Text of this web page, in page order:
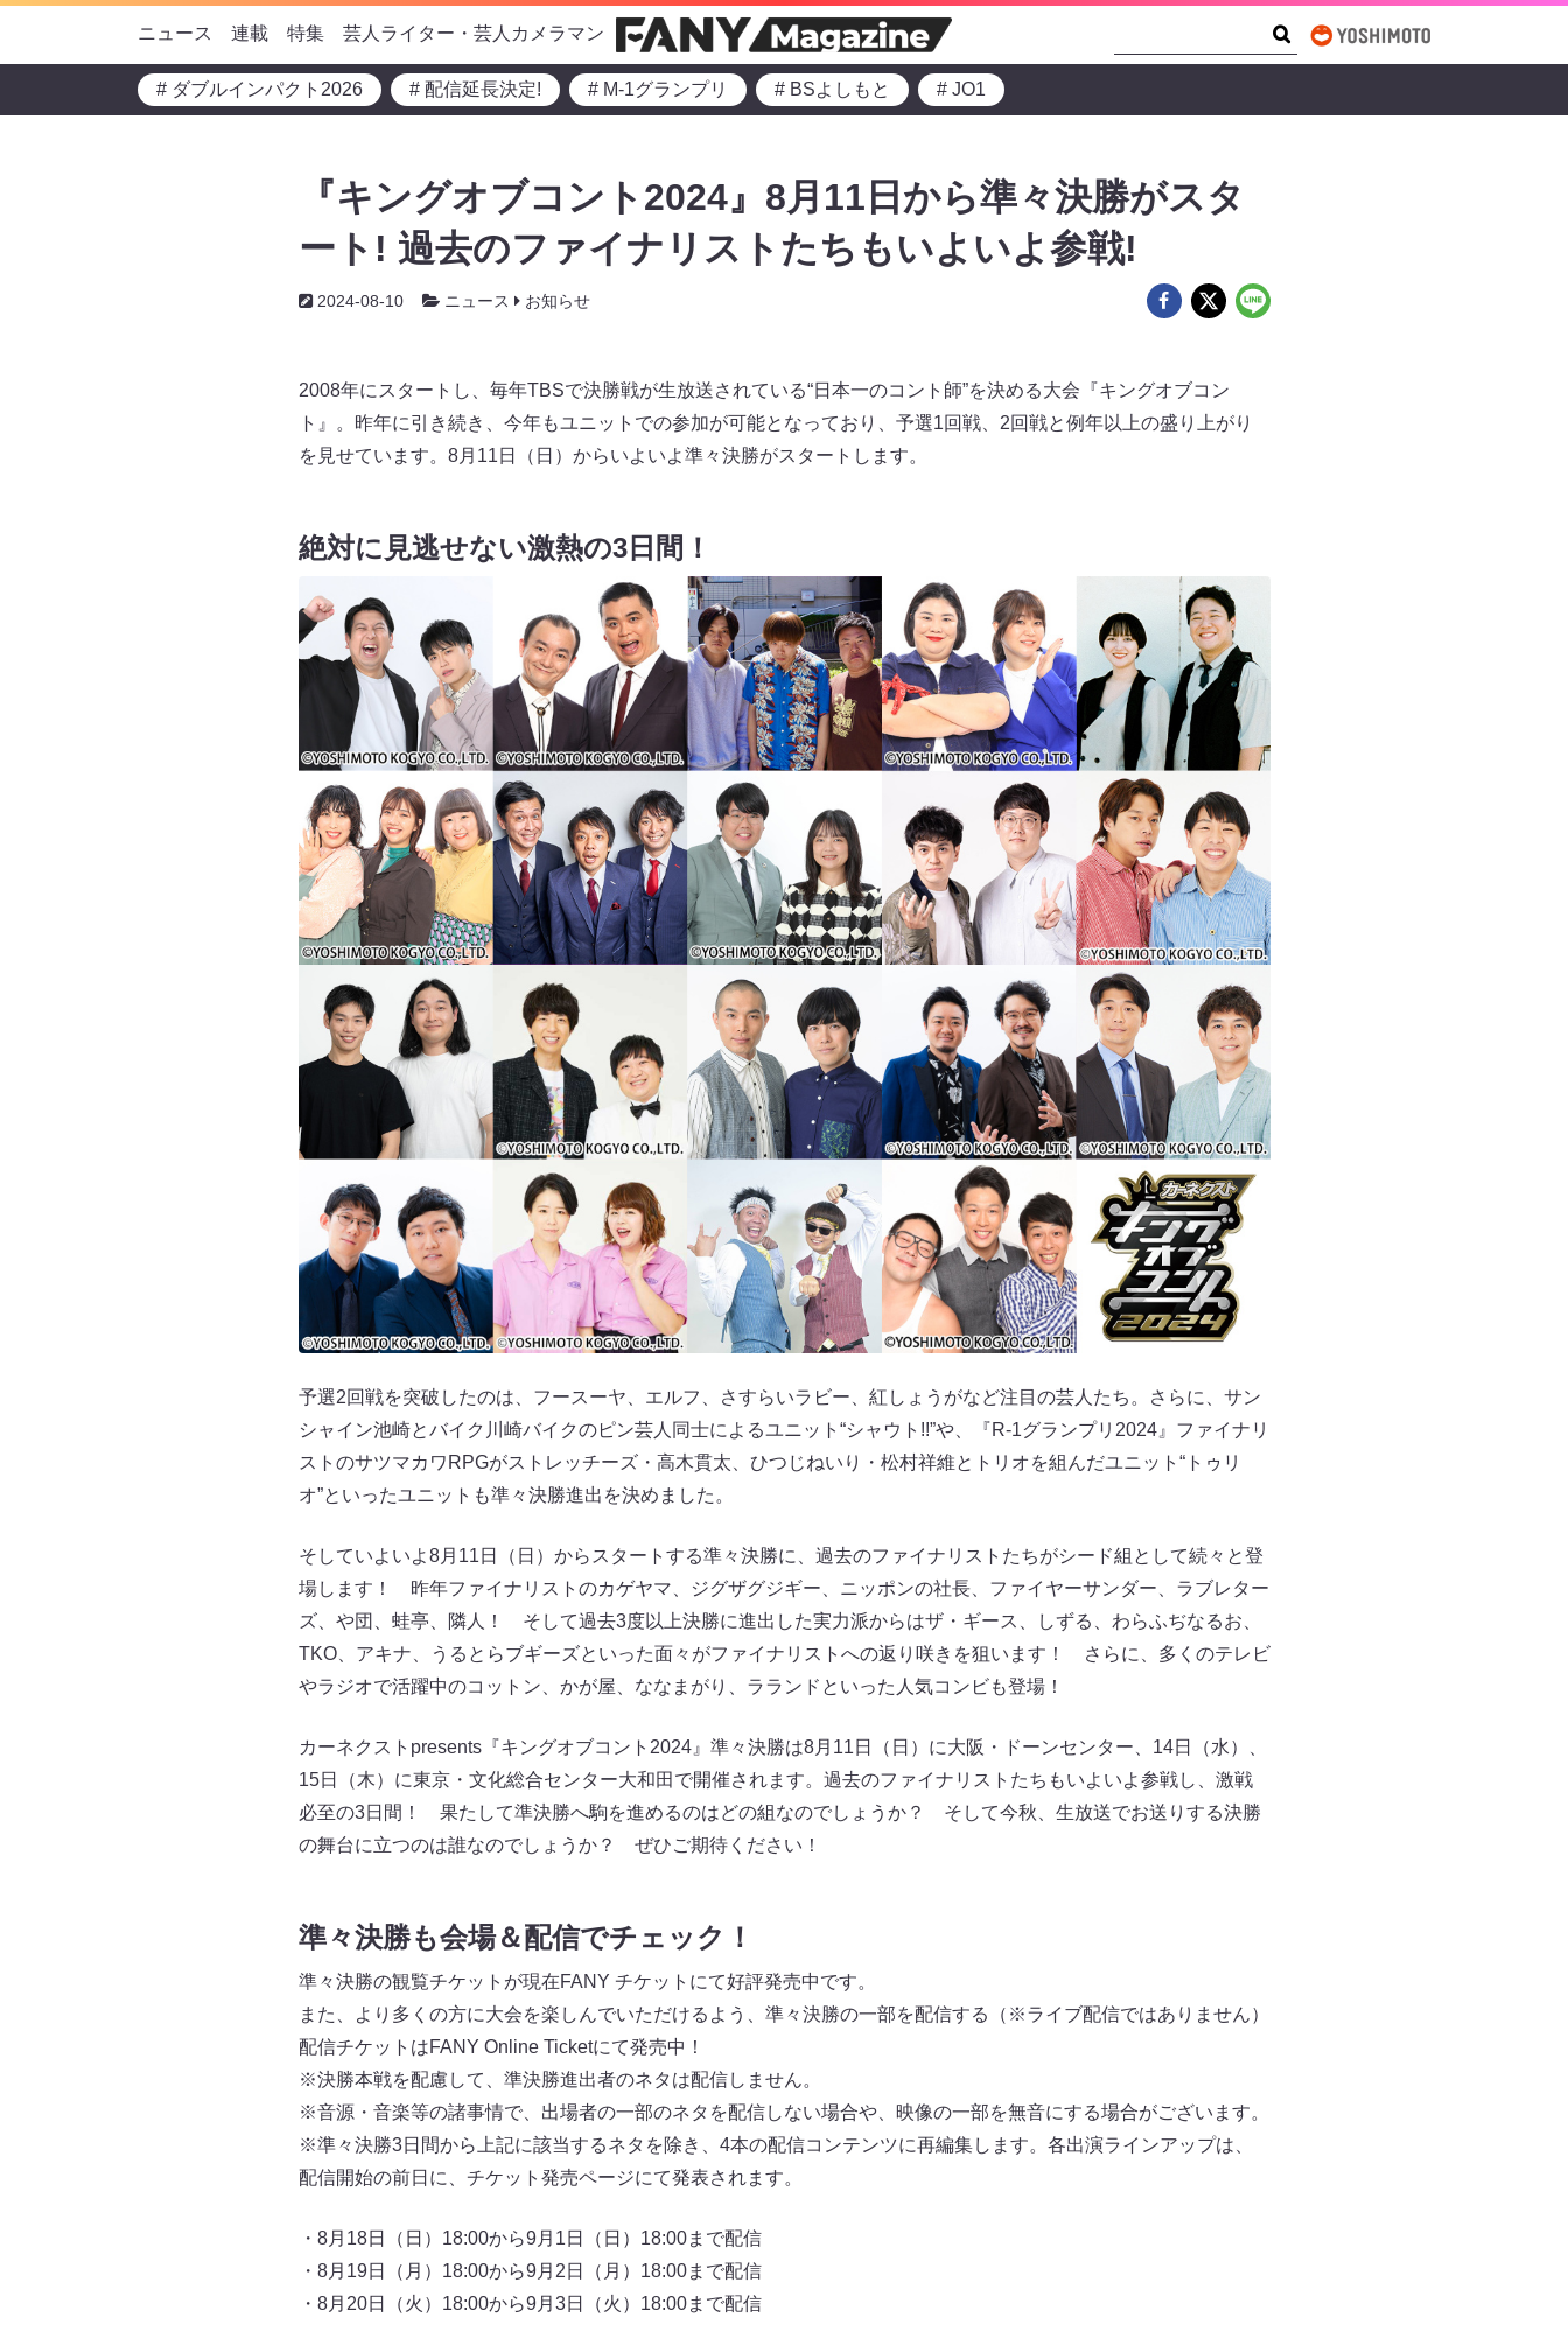
ニュース 連載 特集 芸人ライター・芸人カメラマン
# ダブルインパクト2026 # 配信延長決定! # M-1グランプリ # BSよしもと # JO1
『キングオブコント2024』8月11日から準々決勝がスタ
ート! 過去のファイナリストたちもいよいよ参戦!
2024-08-10 ニュース お知らせ
2008年にスタートし、毎年TBSで決勝戦が生放送されている“日本一のコント師”を決める大会『キングオブコン
ト』。昨年に引き続き、今年もユニットでの参加が可能となっており、予選1回戦、2回戦と例年以上の盛り上がり
を見せています。8月11日（日）からいよいよ準々決勝がスタートします。
絶対に見逃せない激熱の3日間！
予選2回戦を突破したのは、フースーヤ、エルフ、さすらいラビー、紅しょうがなど注目の芸人たち。さらに、サン
シャイン池崎とバイク川崎バイクのピン芸人同士によるユニット“シャウト!!”や、『R-1グランプリ2024』ファイナリ
ストのサツマカワRPGがストレッチーズ・高木貫太、ひつじねいり・松村祥維とトリオを組んだユニット“トゥリ
オ”といったユニットも準々決勝進出を決めました。
そしていよいよ8月11日（日）からスタートする準々決勝に、過去のファイナリストたちがシード組として続々と登
場します！ 昨年ファイナリストのカゲヤマ、ジグザグジギー、ニッポンの社長、ファイヤーサンダー、ラブレター
ズ、や団、蛙亭、隣人！ そして過去3度以上決勝に進出した実力派からはザ・ギース、しずる、わらふぢなるお、
TKO、アキナ、うるとらブギーズといった面々がファイナリストへの返り咲きを狙います！ さらに、多くのテレビ
やラジオで活躍中のコットン、かが屋、ななまがり、ラランドといった人気コンビも登場！
カーネクストpresents『キングオブコント2024』準々決勝は8月11日（日）に大阪・ドーンセンター、14日（水）、
15日（木）に東京・文化総合センター大和田で開催されます。過去のファイナリストたちもいよいよ参戦し、激戦
必至の3日間！ 果たして準決勝へ駒を進めるのはどの組なのでしょうか？ そして今秋、生放送でお送りする決勝
の舞台に立つのは誰なのでしょうか？ ぜひご期待ください！
準々決勝も会場＆配信でチェック！
準々決勝の観覧チケットが現在FANY チケットにて好評発売中です。
また、より多くの方に大会を楽しんでいただけるよう、準々決勝の一部を配信する（※ライブ配信ではありません）
配信チケットはFANY Online Ticketにて発売中！
※決勝本戦を配慮して、準決勝進出者のネタは配信しません。
※音源・音楽等の諸事情で、出場者の一部のネタを配信しない場合や、映像の一部を無音にする場合がございます。
※準々決勝3日間から上記に該当するネタを除き、4本の配信コンテンツに再編集します。各出演ラインアップは、
配信開始の前日に、チケット発売ページにて発表されます。
・8月18日（日）18:00から9月1日（日）18:00まで配信
・8月19日（月）18:00から9月2日（月）18:00まで配信
・8月20日（火）18:00から9月3日（火）18:00まで配信